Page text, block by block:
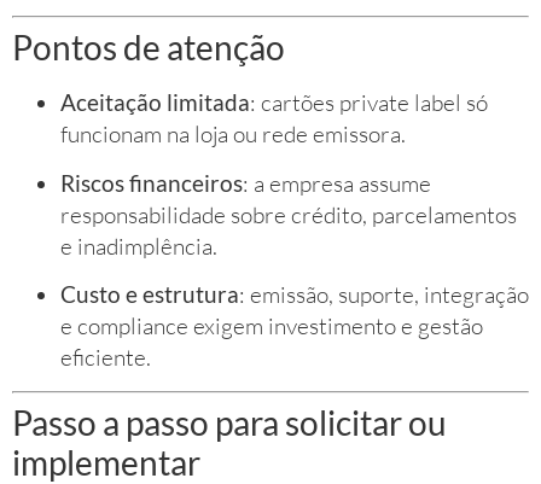
Pontos de atenção
Aceitação limitada: cartões private label só
funcionam na loja ou rede emissora.
Riscos financeiros: a empresa assume
responsabilidade sobre crédito, parcelamentos
e inadimplência.
Custo e estrutura: emissão, suporte, integração
e compliance exigem investimento e gestão
eficiente.
Passo a passo para solicitar ou
implementar